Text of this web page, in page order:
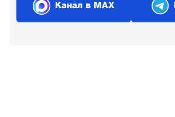
Канал в MAX